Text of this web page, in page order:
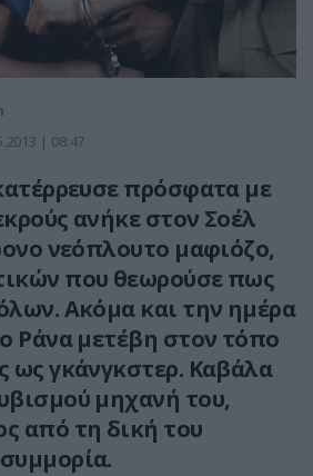
| 08:47
πρόσφατα με
ανήκε στον Σοέλ
νεόπλουτο μαφιόζο,
που θεωρούσε πως
Ακόμα και την ημέρα
Ράνα μετέβη στον τόπο
ως γκάνγκστερ. Καβάλα
μηχανή του,
από τη δική του